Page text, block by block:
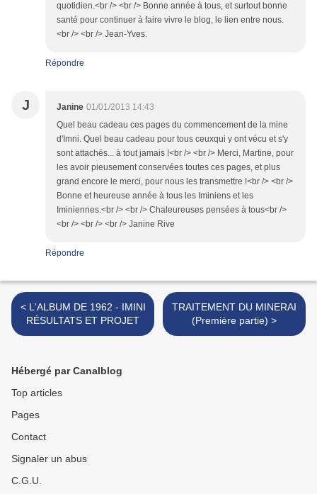
quotidien.<br /> <br /> Bonne année à tous, et surtout bonne
santé pour continuer à faire vivre le blog, le lien entre nous.
<br /> <br /> Jean-Yves.
Répondre
J Janine 01/01/2013 14:43
Quel beau cadeau ces pages du commencement de la mine
d'Imni. Quel beau cadeau pour tous ceuxqui y ont vécu et s'y
sont attachés... à tout jamais !<br /> <br /> Merci, Martine, pour
les avoir pieusement conservées toutes ces pages, et plus
grand encore le merci, pour nous les transmettre !<br /> <br />
Bonne et heureuse année à tous les Iminiens et les
Iminiennes.<br /> <br /> Chaleureuses pensées à tous<br />
<br /> <br /> <br /> Janine Rive
Répondre
< L'ALBUM DE 1962 - IMINI
RÉSULTATS ET PROJET
TRAITEMENT DU MINERAI
(Première partie) >
Hébergé par Canalblog
Top articles
Pages
Contact
Signaler un abus
C.G.U.